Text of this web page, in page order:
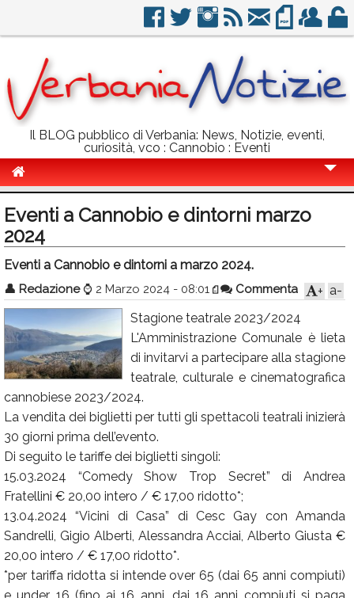
Il BLOG pubblico di Verbania: News, Notizie, eventi,
curiosità, vco : Cannobio : Eventi
Politica
Sport
Eventi
Info Utili
Rubriche
Calendario
Annunci
Eventi a Cannobio e dintorni marzo
2024
Eventi a Cannobio e dintorni a marzo 2024.
👤 Redazione ⌚ 2 Marzo 2024 - 08:01 Commenta a-
+
Stagione teatrale 2023/2024
L'Amministrazione Comunale è lieta
di invitarvi a partecipare alla stagione
teatrale, culturale e cinematografica
cannobiese 2023/2024.
La vendita dei biglietti per tutti gli spettacoli teatrali inizierà
30 giorni prima dell’evento.
Di seguito le tariffe dei biglietti singoli:
15.03.2024 “Comedy Show Trop Secret” di Andrea
Fratellini € 20,00 intero / € 17,00 ridotto*;
13.04.2024 “Vicini di Casa” di Cesc Gay con Amanda
Sandrelli, Gigio Alberti, Alessandra Acciai, Alberto Giusta €
20,00 intero / € 17,00 ridotto*.
*per tariffa ridotta si intende over 65 (dai 65 anni compiuti)